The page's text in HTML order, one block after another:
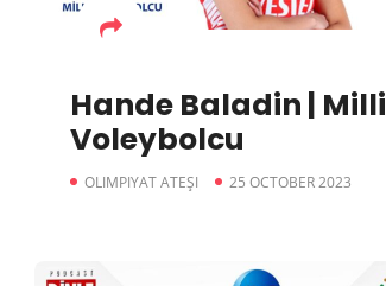
Hande Baladin | Milli
Voleybolcu
OLIMPIYAT ATEŞI 25 OCTOBER 2023